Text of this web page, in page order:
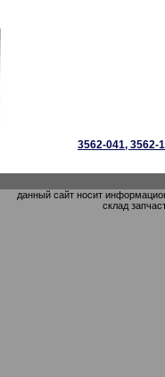
3562-041, 3562-
данный сайт носит
склад